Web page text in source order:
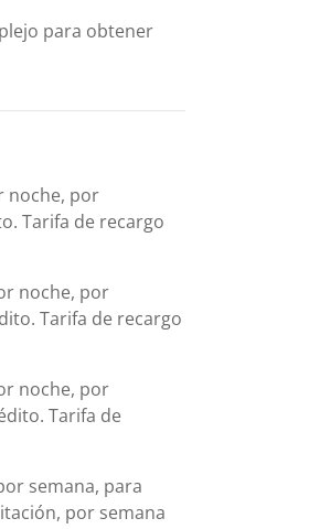
para obtener
noche, por
Tarifa de recargo
noche, por
Tarifa de recargo
noche, por
Tarifa de
semana, para
por semana